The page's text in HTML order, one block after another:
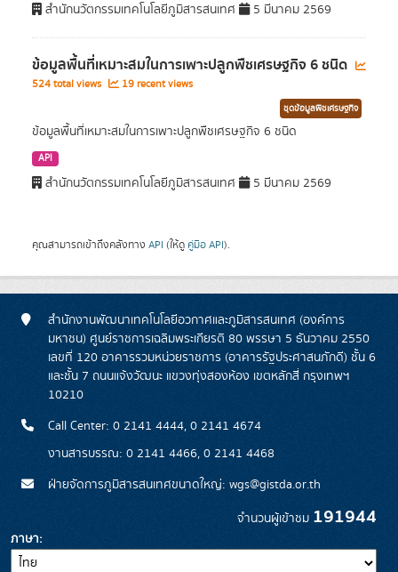
สำนักนวัตกรรมเทคโนโลยีภูมิสารสนเทศ 5 มีนาคม 2569
ข้อมูลพื้นที่เหมาะสมในการเพาะปลูกพืชเศรษฐกิจ 6 ชนิด
524 total views 19 recent views
ชุดข้อมูลพืชเศรษฐกิจ
ข้อมูลพื้นที่เหมาะสมในการเพาะปลูกพืชเศรษฐกิจ 6 ชนิด
API
สำนักนวัตกรรมเทคโนโลยีภูมิสารสนเทศ 5 มีนาคม 2569
คุณสามารถเข้าถึงคลังทาง API (ให้ดู คู่มือ API).
สำนักงานพัฒนาเทคโนโลยีอวกาศและภูมิสารสนเทศ (องค์การ
มหาชน) ศูนย์ราชการเฉลิมพระเกียรติ 80 พรรษา 5 ธันวาคม 2550
เลขที่ 120 อาคารรวมหน่วยราชการ (อาคารรัฐประศาสนภักดี) ชั้น 6
และชั้น 7 ถนนแจ้งวัฒนะ แขวงทุ่งสองห้อง เขตหลักสี่ กรุงเทพฯ
10210
Call Center: 0 2141 4444, 0 2141 4674
งานสารบรรณ: 0 2141 4466, 0 2141 4468
ฝ่ายจัดการภูมิสารสนเทศขนาดใหญ่: wgs@gistda.or.th
จำนวนผู้เข้าชม 191944
ภาษา